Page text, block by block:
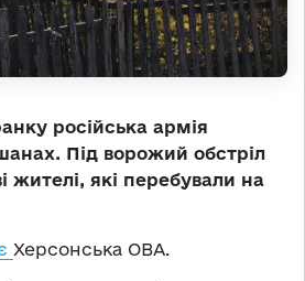
російська армія
Під ворожий обстріл
жителі, які перебували на
Херсонська ОВА.